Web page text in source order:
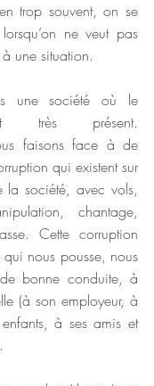
trop souvent, on se
ne veut pas
une situation.
une société où le
très présent.
faisons face à de
qui existent sur
la société, avec vols,
chantage,
Cette corruption
nous pousse, nous
bonne conduite, à
(à son employeur, à
à ses amis et